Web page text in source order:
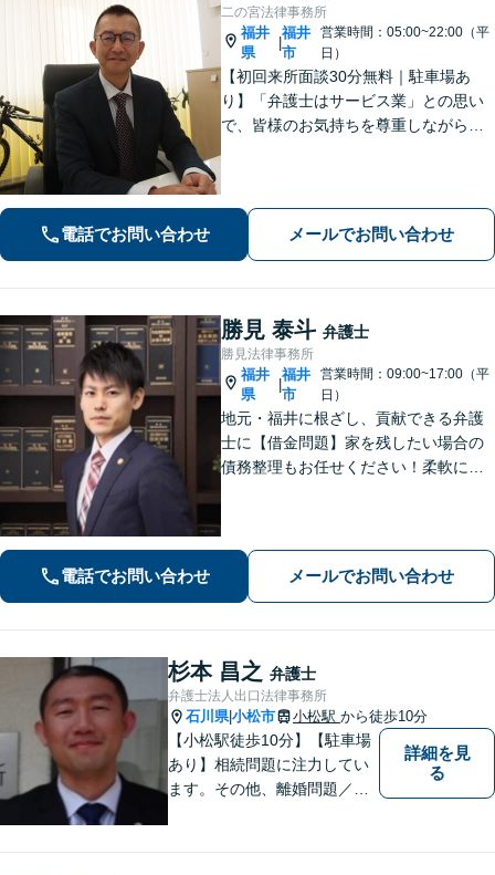
二の宮法律事務所
福井
県
|
福井
市
営業時間：05:00~22:00（平
日）
【初回来所面談30分無料｜駐車場あ
り】「弁護士はサービス業」との思い
で、皆様のお気持ちを尊重しながら解
直通電話｜事前予約で夜間・休日可】
【完全個室】
電話でお問い合わせ メールでお問い合わせ
勝見 泰斗 弁護士
勝見法律事務所
福井
県
|
福井
市
営業時間：09:00~17:00（平
日）
地元・福井に根ざし、貢献できる弁護
士に【借金問題】家を残したい場合の
債務整理もお任せください！柔軟に対
続・相続放棄ご相談ください
電話でお問い合わせ メールでお問い合わせ
杉本 昌之 弁護士
弁護士法人出口法律事務所
石川県|小松市 小松駅 から徒歩10分
【小松駅徒歩10分】【駐車場
あり】相続問題に注力してい
ます。その他、離婚問題／借
詳細を見
る